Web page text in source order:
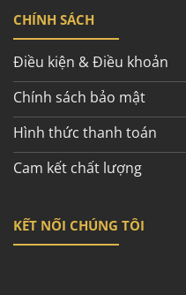
CHÍNH SÁCH
Điều kiện & Điều khoản
Chính sách bảo mật
Hình thức thanh toán
Cam kết chất lượng
KẾT NỐI CHÚNG TÔI